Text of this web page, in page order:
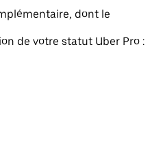
dont le
de votre statut Uber Pro :